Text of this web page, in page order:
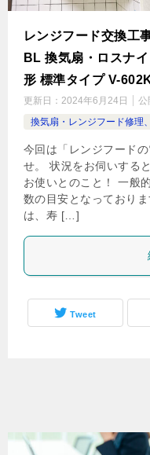
レンジフード交換工
BL 換気扇・ロスナ
形 標準タイプ V-
更新日： 2024年6月24日 公
換気扇・レンジフード修理
今回は「レンジフード
せ。 状況をお伺いする
お使いとのこと！ 一般
数の目安となっており
は、寿 […]
Tweet